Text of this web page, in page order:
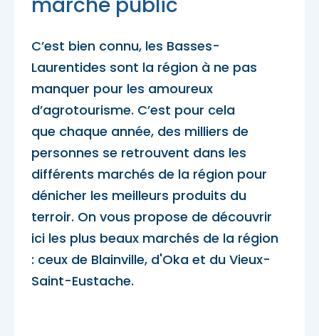
Escapades familiales
Escapades bien-être
Trouvez des escapades
Blogue
Carte des attraits
Calendrier
Mariages
Accès membre
Nous joindre
marché public
C’est bien connu, les Basses-
Laurentides sont la région à ne pas
manquer pour les amoureux
d’agrotourisme. C’est pour cela
que chaque année, des milliers de
personnes se retrouvent dans les
différents marchés de la région pour
dénicher les meilleurs produits du
terroir. On vous propose de découvrir
ici les plus beaux marchés de la région
: ceux de Blainville, d'Oka et du Vieux-
Saint-Eustache.